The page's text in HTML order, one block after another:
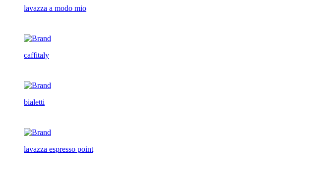
lavazza a modo mio
caffitaly
bialetti
lavazza espresso point